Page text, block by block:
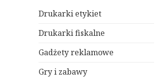
Drukarki etykiet
Drukarki fiskalne
Gadżety reklamowe
Gry i zabawy